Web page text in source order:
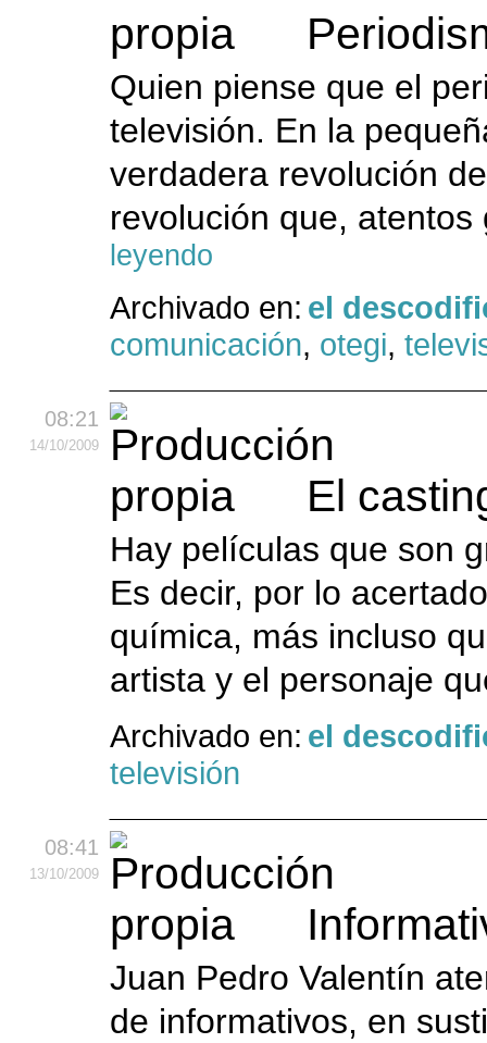
Quien piense que el
televisión. En la
verdadera revolución
revolución que,
leyendo
Archivado en: el
comunicación, otegi,
08:21
14/10/2009
El
Hay películas que son
Es decir, por lo
química, más incluso
artista y el personaje
Archivado en: el
televisión
08:41
13/10/2009
Juan Pedro Valentín
de informativos, en